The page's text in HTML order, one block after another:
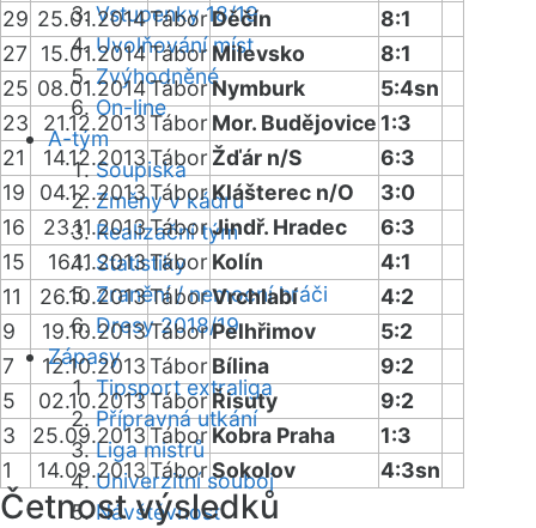
Vstupenky 18/19
Uvolňování míst
Zvýhodněné
On-line
A-tým
Soupiska
Změny v kádru
Realizační tým
Statistiky
Zranění / nemocní hráči
Dresy 2018/19
Zápasy
Tipsport extraliga
Přípravná utkání
Liga mistrů
Univerzitní souboj
Návštěvnost
29 25.01.2014TáborDěčín
8:1
27
15.01.2014Tábor Milevsko
8:1
25 08.01.2014TáborNymburk
5:4sn
23
21.12.2013Tábor Mor. Budějovice 1:3
21
14.12.2013Tábor Žďár n/S
6:3
19
04.12.2013TáborKlášterec n/O
3:0
16
23.11.2013TáborJindř. Hradec
6:3
15
16.11.2013Tábor Kolín
4:1
11
26.10.2013TáborVrchlabí
4:2
9
19.10.2013TáborPelhřimov
5:2
7
12.10.2013Tábor Bílina
9:2
5
02.10.2013TáborŘisuty
9:2
3
25.09.2013Tábor Kobra Praha
1:3
1
14.09.2013TáborSokolov 4:3sn
Četnost výsledků